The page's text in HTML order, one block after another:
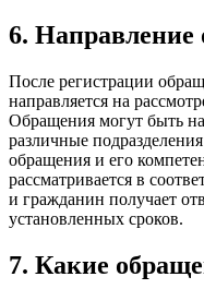
6. Направление
После регистрации
направляется на
Обращения могут быть
различные
обращения и его
рассматривается в
и гражданин получает
установленных сроков.
7. Какие